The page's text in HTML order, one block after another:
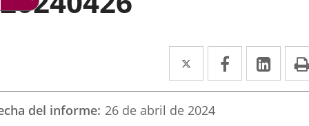
Twitter
Enlace
a
una
Facebook
Enlace
a
a
del informe 26 de abril de 2024